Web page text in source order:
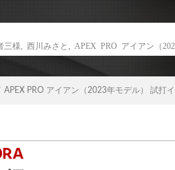
三様 西川みさと APEX PRO アイアン（
APEX PRO アイアン（2023年モデル） 試打